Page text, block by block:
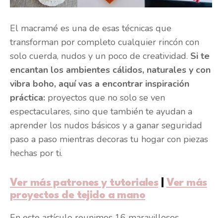
El macramé es una de esas técnicas que
transforman por completo cualquier rincón con
solo cuerda, nudos y un poco de creatividad. Si te
encantan los ambientes cálidos, naturales y con
vibra boho, aquí vas a encontrar inspiración
práctica: proyectos que no solo se ven
espectaculares, sino que también te ayudan a
aprender los nudos básicos y a ganar seguridad
paso a paso mientras decoras tu hogar con piezas
hechas por ti.
Ver más patrones y tutoriales| Ver más
proyectos de tejido a mano